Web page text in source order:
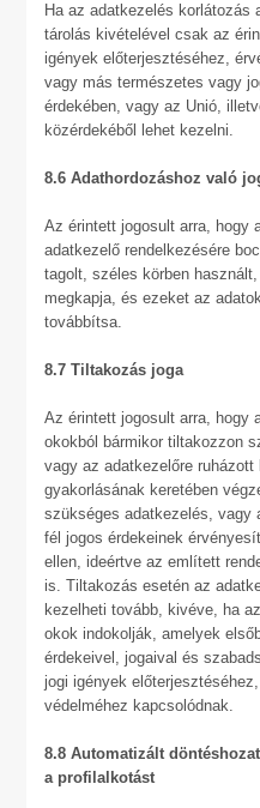
Ha az adatkezelés
tárolás kivételével csak az
igények előterjesztéséhez,
vagy más természetes vagy
érdekében, vagy az Unió,
közérdekéből lehet kezelni.
8.6 Adathordozáshoz való
Az érintett jogosult arra, hogy
adatkezelő rendelkezésére
tagolt, széles körben
megkapja, és ezeket az
továbbítsa.
8.7 Tiltakozás joga
Az érintett jogosult arra, hogy
okokból bármikor tiltakozzon
vagy az adatkezelőre
gyakorlásának keretében
szükséges adatkezelés, vagy
fél jogos érdekeinek
ellen, ideértve az említett
is. Tiltakozás esetén az
kezelheti tovább, kivéve, ha
okok indokolják, amelyek
érdekeivel, jogaival és
jogi igények
védelméhez kapcsolódnak.
8.8 Automatizált
a profilalkotást